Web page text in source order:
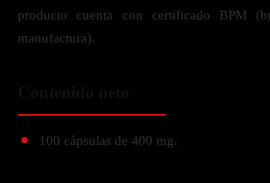
producto cuenta con certificado BPM
manufactura).
100 cápsulas de 400 mg.